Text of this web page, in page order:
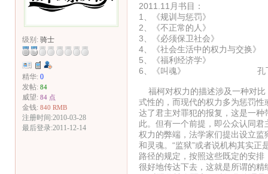
级别: 骑士
精华: 0
发帖: 84
威望: 84 点
金钱: 840 RMB
注册时间:2010-03-28
最后登录:2011-12-14
2011.11月书目：
1、《规训与惩罚》
2、《不正常的人》
3、《必须保卫社会》
4、《社会生活中的权力与交
5、《福利经济学》
6、《叫魂》 孔飞
福柯对权力的描述涉及一种对比
式性的，而现代的权力多为惩罚性
达了君主对罪犯的报复，这是一
此。但有一个前提，即公众认同
权力的弊端，法学家们提出设立
和灵魂。“监狱”或者说机构其实
路径的规定，按照这些既定的安
很好地传达下去，这就是所谓的精